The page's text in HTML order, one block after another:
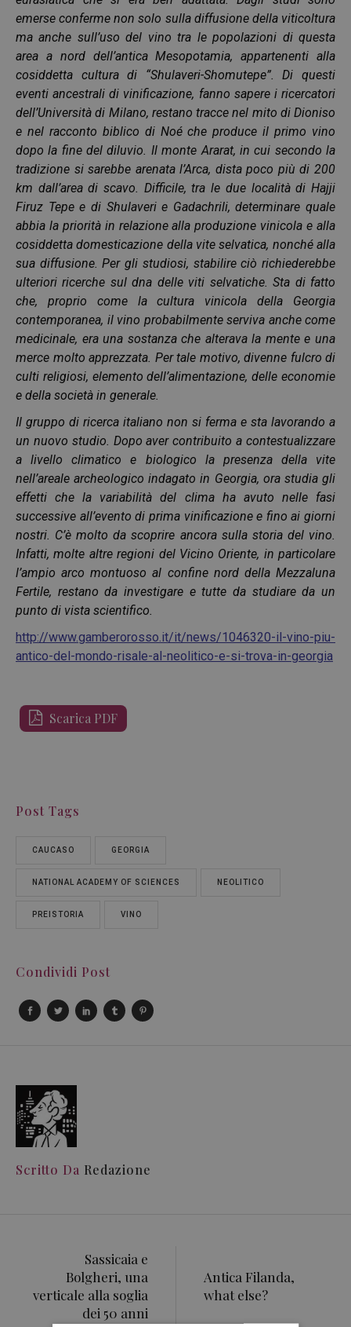
emerse conferme non solo sulla diffusione della viticoltura
ma anche sull’uso del vino tra le popolazioni di questa
area a nord dell’antica Mesopotamia, appartenenti alla
cosiddetta cultura di “Shulaveri-Shomutepe”. Di questi
eventi ancestrali di vinificazione, fanno sapere i ricercatori
dell’Università di Milano, restano tracce nel mito di Dioniso
e nel racconto biblico di Noé che produce il primo vino
dopo la fine del diluvio. Il monte Ararat, in cui secondo la
tradizione si sarebbe arenata l’Arca, dista poco più di 200
km dall’area di scavo. Difficile, tra le due località di Hajji
Firuz Tepe e di Shulaveri e Gadachrili, determinare quale
abbia la priorità in relazione alla produzione vinicola e alla
cosiddetta domesticazione della vite selvatica, nonché alla
sua diffusione. Per gli studiosi, stabilire ciò richiederebbe
ulteriori ricerche sul dna delle viti selvatiche. Sta di fatto
che, proprio come la cultura vinicola della Georgia
contemporanea, il vino probabilmente serviva anche come
medicinale, era una sostanza che alterava la mente e una
merce molto apprezzata. Per tale motivo, divenne fulcro di
culti religiosi, elemento dell’alimentazione, delle economie
e della società in generale.
Il gruppo di ricerca italiano non si ferma e sta lavorando a
un nuovo studio. Dopo aver contribuito a contestualizzare
a livello climatico e biologico la presenza della vite
nell’areale archeologico indagato in Georgia, ora studia gli
effetti che la variabilità del clima ha avuto nelle fasi
successive all’evento di prima vinificazione e fino ai giorni
nostri. C’è molto da scoprire ancora sulla storia del vino.
Infatti, molte altre regioni del Vicino Oriente, in particolare
l’ampio arco montuoso al confine nord della Mezzaluna
Fertile, restano da investigare e tutte da studiare da un
punto di vista scientifico.
http://www.gamberorosso.it/it/news/1046320-il-vino-piu-
antico-del-mondo-risale-al-neolitico-e-si-trova-in-georgia
Scarica PDF
Post Tags
CAUCASO GEORGIA
NATIONAL ACADEMY OF SCIENCES NEOLITICO
PREISTORIA VINO
Condividi Post
Scritto Da Redazione
Sassicaia e
Bolgheri, una
verticale alla soglia
dei 50 anni
Antica Filanda,
what else?